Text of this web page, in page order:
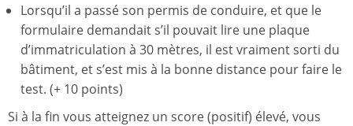
Lorsqu’il a passé son permis de conduire, et que le
formulaire demandait s’il pouvait lire une plaque
d’immatriculation à 30 mètres, il est vraiment sorti du
bâtiment, et s’est mis à la bonne distance pour faire le
test. (+ 10 points)
Si à la fin vous atteignez un score (positif) élevé, vous